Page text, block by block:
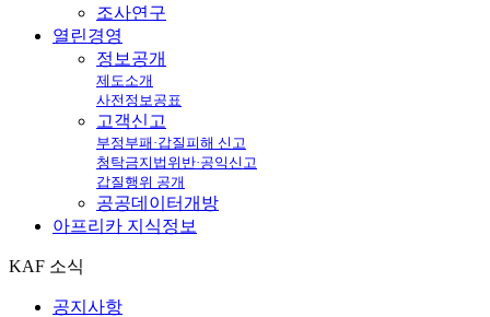
조사연구
열린경영
정보공개
제도소개
사전정보공표
고객신고
부정부패·갑질피해 신고
청탁금지법위반·공익신고
갑질행위 공개
공공데이터개방
아프리카 지식정보
KAF 소식
공지사항